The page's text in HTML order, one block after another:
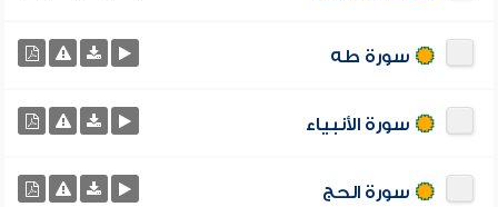
سورة طه
سورة الأنبياء
سورة الحج